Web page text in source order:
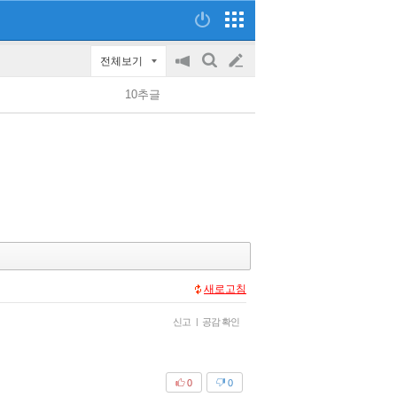
전체보기
공
on/off
검
글
쓰
10추글
새로고침
신고 | 공감 확인
0
0